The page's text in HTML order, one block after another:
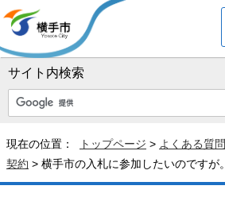
サイト内検索
現在の位置： トップページ > よくある質問
契約 > 横手市の入札に参加したいのですが。